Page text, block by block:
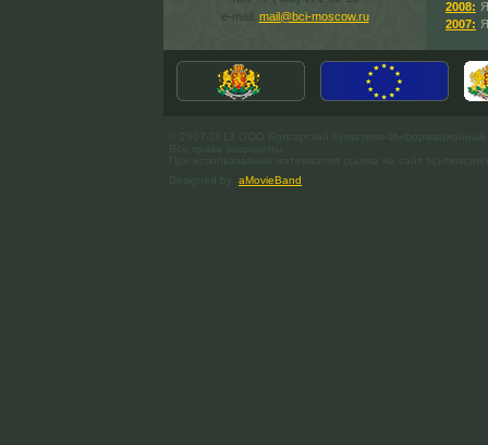
e-mail: mail@bci-moscow.ru
2008:
2007:
aMovieBand